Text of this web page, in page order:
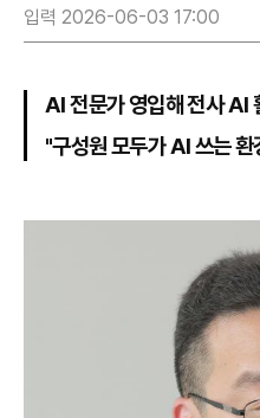
입력 2026-06-03 17:00
AI 전문가 영입해 전사 AI
"구성원 모두가 AI 쓰는 환